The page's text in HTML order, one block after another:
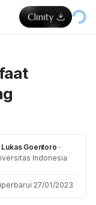
Lukas Goentoro ·
Indonesia
27/01/2023